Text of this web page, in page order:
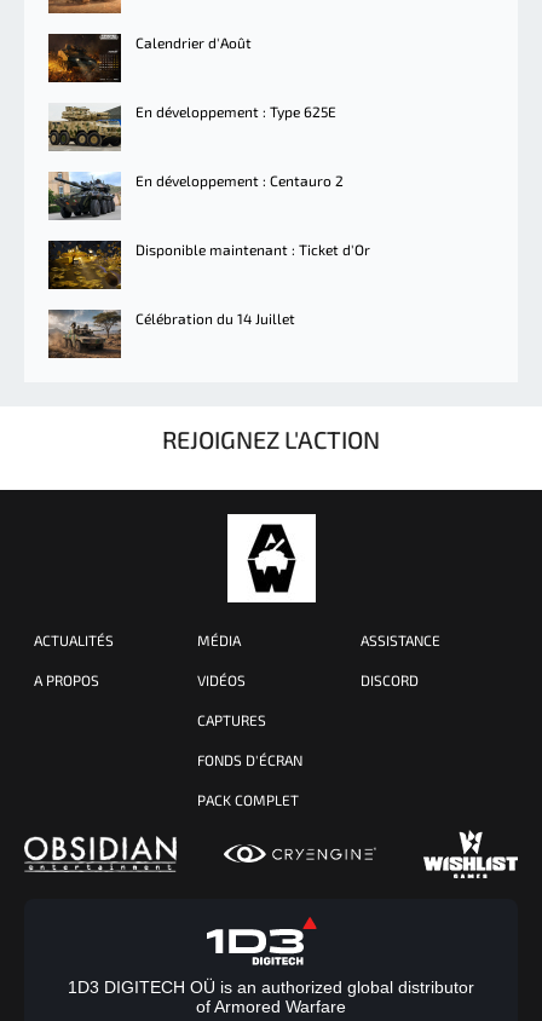
Calendrier d'Août
En développement : Type 625E
En développement : Centauro 2
Disponible maintenant : Ticket d'Or
Célébration du 14 Juillet
REJOIGNEZ L'ACTION
ACTUALITÉS
A PROPOS
MÉDIA
VIDÉOS
CAPTURES
FONDS D'ÉCRAN
PACK COMPLET
ASSISTANCE
DISCORD
1D3 DIGITECH OÜ is an authorized global distributor
of Armored Warfare